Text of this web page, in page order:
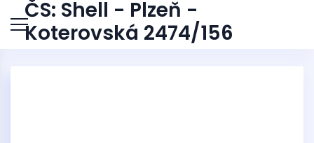
ČS: Shell - Plzeň -
Koterovská 2474/156